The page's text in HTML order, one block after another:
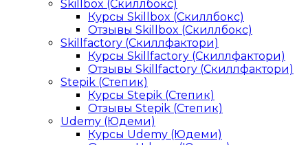
Skillbox (Скиллбокс)
Курсы Skillbox (Скиллбокс)
Отзывы Skillbox (Скиллбокс)
Skillfactory (Скиллфактори)
Курсы Skillfactory (Скиллфактори)
Отзывы Skillfactory (Скиллфактори)
Stepik (Степик)
Курсы Stepik (Степик)
Отзывы Stepik (Степик)
Udemy (Юдеми)
Курсы Udemy (Юдеми)